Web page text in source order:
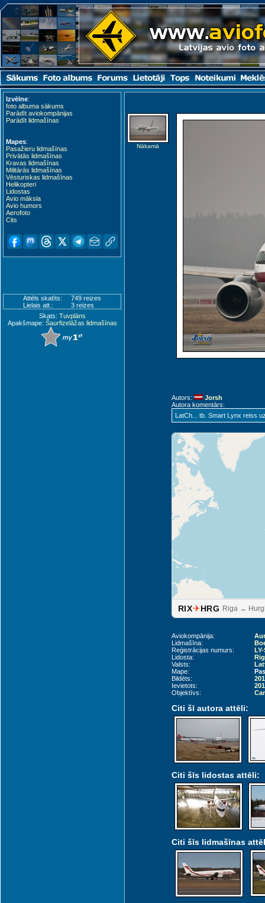
Izvēlne:
foto albuma sākums
Parādīt aviokompānijas
Parādīt lidmašīnas
Mapes:
Pasažieru lidmašīnas
Privātās lidmašīnas
Kravas lidmašīnas
Militārās lidmašīnas
Vēsturiskas lidmašīnas
Helikopteri
Lidostas
Avio māksla
Avio humors
Aerofoto
Cits
Attēls skatīts:
749 reizes
Lielais att.:
3 reizes
Skats: Tuvplāns
Apakšmape: Šaurfizelāžas lidmašīnas
Nākamā
Autors:
Jorsh
Autora komentārs:
LatCh... tb. Smart Lynx reiss
RIX✈HRG Riga →
Aviokompānija:
Lidmašīna:
Reģistrācijas numurs:
Lidosta:
Valsts:
Mape:
Bildēts:
Ievietots:
Objektīvs:
Citi šī autora attēli:
Citi šīs lidostas attēli:
Citi šīs lidmašīnas